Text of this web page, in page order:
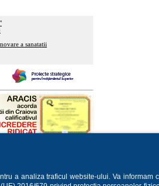
a sanatatii
a analiza traficul website-ului. Va informam